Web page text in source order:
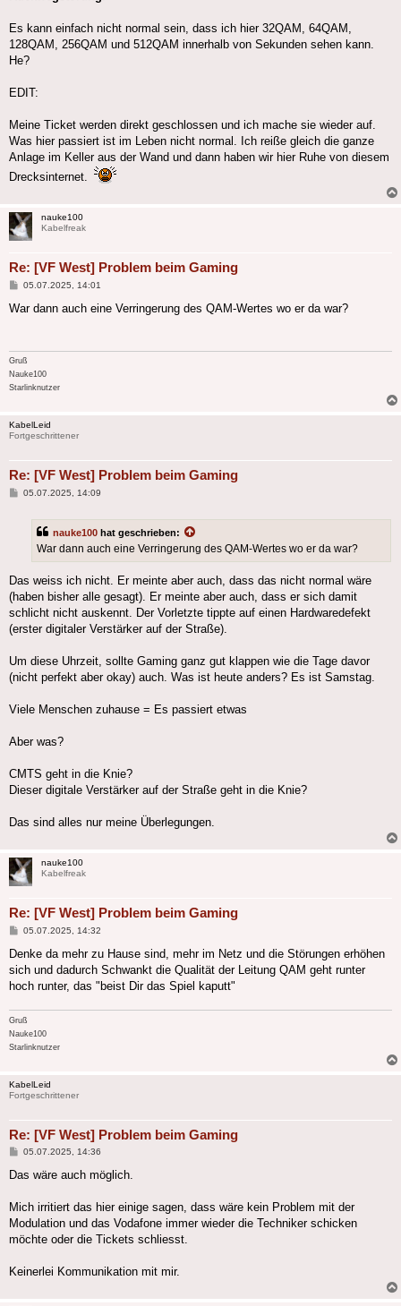
Es kann einfach nicht normal sein, dass ich hier 32QAM, 64QAM,
128QAM, 256QAM und 512QAM innerhalb von Sekunden sehen kann.
He?
EDIT:
Meine Ticket werden direkt geschlossen und ich mache sie wieder auf.
Was hier passiert ist im Leben nicht normal. Ich reiße gleich die ganze
Anlage im Keller aus der Wand und dann haben wir hier Ruhe von diesem
Drecksinternet.
nauke100
Kabelfreak
Re: [VF West] Problem beim Gaming
Beitrag
05.07.2025, 14:01
War dann auch eine Verringerung des QAM-Wertes wo er da war?
Gruß
Nauke100
Starlinknutzer
KabelLeid
Fortgeschrittener
Re: [VF West] Problem beim Gaming
Beitrag
05.07.2025, 14:09
nauke100 hat geschrieben:
War dann auch eine Verringerung des QAM-Wertes wo er da war?
Das weiss ich nicht. Er meinte aber auch, dass das nicht normal wäre
(haben bisher alle gesagt). Er meinte aber auch, dass er sich damit
schlicht nicht auskennt. Der Vorletzte tippte auf einen Hardwaredefekt
(erster digitaler Verstärker auf der Straße).
Um diese Uhrzeit, sollte Gaming ganz gut klappen wie die Tage davor
(nicht perfekt aber okay) auch. Was ist heute anders? Es ist Samstag.
Viele Menschen zuhause = Es passiert etwas
Aber was?
CMTS geht in die Knie?
Dieser digitale Verstärker auf der Straße geht in die Knie?
Das sind alles nur meine Überlegungen.
nauke100
Kabelfreak
Re: [VF West] Problem beim Gaming
Beitrag
05.07.2025, 14:32
Denke da mehr zu Hause sind, mehr im Netz und die Störungen erhöhen
sich und dadurch Schwankt die Qualität der Leitung QAM geht runter
hoch runter, das "beist Dir das Spiel kaputt"
Gruß
Nauke100
Starlinknutzer
KabelLeid
Fortgeschrittener
Re: [VF West] Problem beim Gaming
Beitrag
05.07.2025, 14:36
Das wäre auch möglich.
Mich irritiert das hier einige sagen, dass wäre kein Problem mit der
Modulation und das Vodafone immer wieder die Techniker schicken
möchte oder die Tickets schliesst.
Keinerlei Kommunikation mit mir.